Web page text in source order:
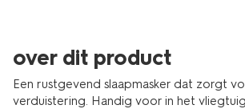
over dit product
Een rustgevend slaapmasker dat zorgt
verduistering. Handig voor in het